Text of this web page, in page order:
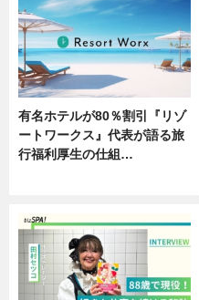
有名ホテルが80％割引『リゾ
ートワークス』代表が語る旅
行福利厚生の仕組…